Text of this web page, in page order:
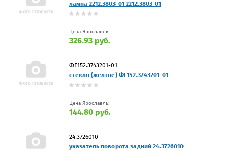
лампа 2212.3803-01 2212.3803-01
Цена Ярославль:
326.93 руб.
ФГ152.3743201-01
стекло (желтое) ФГ152.3743201-01
Цена Ярославль:
144.80 руб.
24.3726010
указатель поворота задний 24.3726010